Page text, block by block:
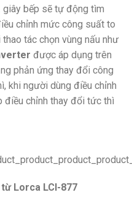
bếp sẽ tự động tìm
chỉnh mức công suất to
tác chọn vùng nấu như
được áp dụng trên
phản ứng thay đổi công
khi người dùng điều chỉnh
điều chỉnh thay đổi tức thì
Lorca LCI-877